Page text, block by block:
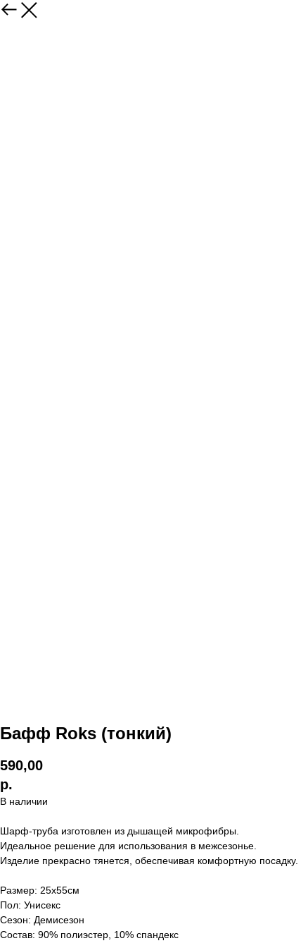
Бафф Roks (тонкий)
590,00
р.
В наличии
Шарф-труба изготовлен из дышащей микрофибры.
Идеальное решение для использования в межсезонье.
Изделие прекрасно тянется, обеспечивая комфортную посадку.
Размер: 25х55см
Пол: Унисекс
Сезон: Демисезон
Состав: 90% полиэстер, 10% спандекс